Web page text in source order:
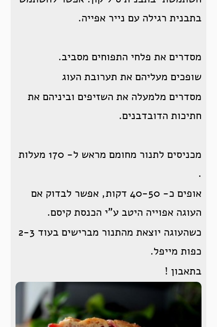
בתבנית רגילה עם נייר אפייה.
מסדרים את פלחי התפוחים מסביב.
שופכים מעליהם את תערובת העוג
מסדרים מלמעלה את השזיפים וביניהם את
חתיכות הדובדבנים.
מכניסים לתנור מחומם מראש ל- 170 מעלות
.
אופים כ- 40-50 דקות, אפשר לבדוק אם
העוגה אפוייה היטב ע”י הכנסת קיסם.
כשהעוגה יוצאת מהתנור מברישים בעוד 2-3
כפות מייפל.
בתאבון !